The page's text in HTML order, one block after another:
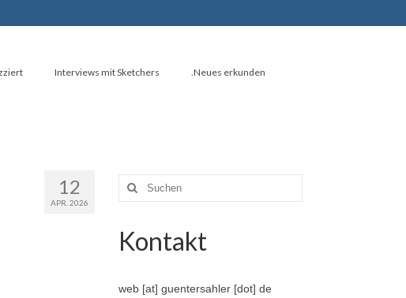
Interviews mit Sketchers .Neues erkunden
12
APR. 2026
Suche
nach:
Kontakt
web [at] guentersahler [dot] de